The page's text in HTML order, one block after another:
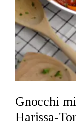
Gnocchi
Harissa-